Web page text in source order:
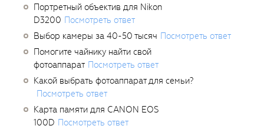
Портретный объектив для Nikon
D3200 Посмотреть ответ
Выбор камеры за 40-50 тысяч Посмотреть ответ
Помогите чайнику найти свой
фотоаппарат Посмотреть ответ
Какой выбрать фотоаппарат для семьи?
Посмотреть ответ
Карта памяти для CANON EOS
100D Посмотреть ответ